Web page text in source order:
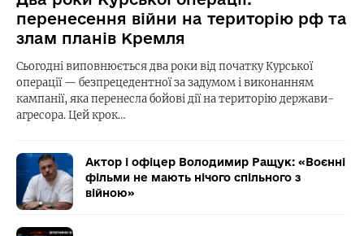
перенесення війни на територію рф та
злам планів Кремля
Сьогодні виповнюється два роки від початку Курської
операції — безпрецедентної за задумом і виконанням
кампанії, яка перенесла бойові дії на територію держави-
агресора. Цей крок…
Актор і офіцер Володимир Ращук: «Воєнні
фільми не мають нічого спільного з
війною»